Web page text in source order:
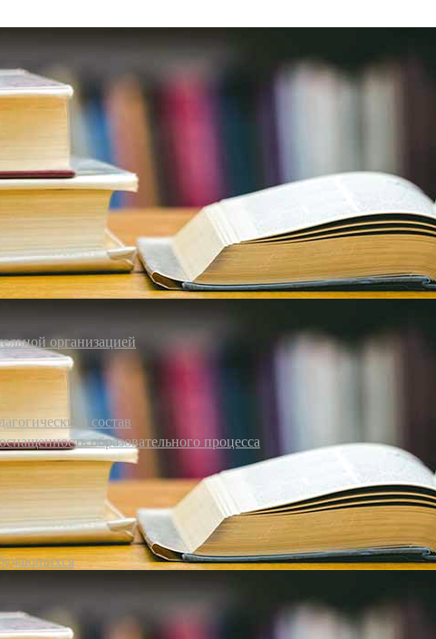
организацией
состав
образовательного процесса